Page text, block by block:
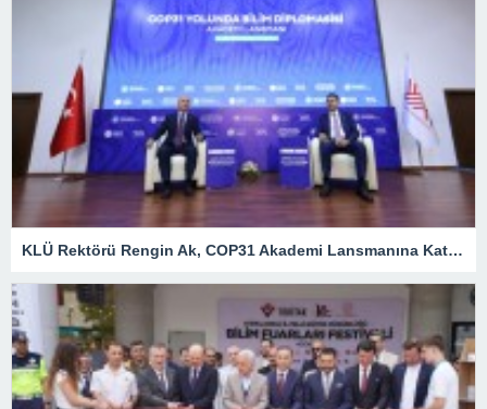
KLÜ Rektörü Rengin Ak, COP31 Akademi Lansmanına Katıldı